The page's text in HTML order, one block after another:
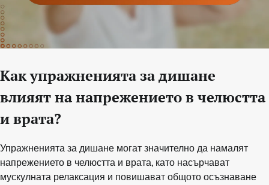
Как упражненията за дишане
влияят на напрежението в челюстта
и врата?
Упражненията за дишане могат значително да намалят
напрежението в челюстта и врата, като насърчават
мускулната релаксация и повишават общото осъзнаване